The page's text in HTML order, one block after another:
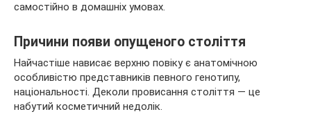
самостійно в домашніх умовах.
Причини появи опущеного століття
Найчастіше нависає верхню повіку є анатомічною
особливістю представників певного генотипу,
національності. Деколи провисання століття — це
набутий косметичний недолік.